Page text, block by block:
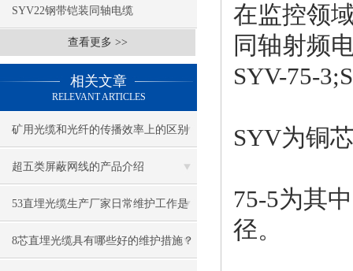
SYV22钢带铠装同轴电缆
查看更多 >>
相关文章
RELEVANT ARTICLES
矿用光缆和光纤的传播效率上的区别
是什么
超五类屏蔽网线的产品介绍
53直埋光缆生产厂家日常维护工作是
什么
8芯直埋光缆具有哪些好的维护措施？
在监控领
同轴射频
SYV-75-
SYV为铜
75-5为其
径。